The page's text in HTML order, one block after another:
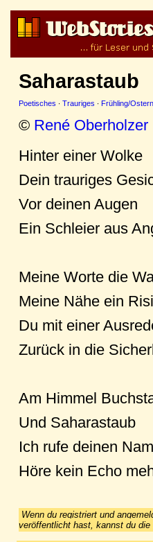
Saharastaub
Poetisches · Trauriges · Frühling/Ostern
© René Oberholzer
Hinter einer Wolke
Dein trauriges
Vor deinen Augen
Ein Schleier aus
Meine Worte die
Meine Nähe ein
Du mit einer
Zurück in die
Am Himmel
Und Saharastaub
Ich rufe deinen
Höre kein Echo
Wenn du registriert und
veröffentlicht hast, kannst du die